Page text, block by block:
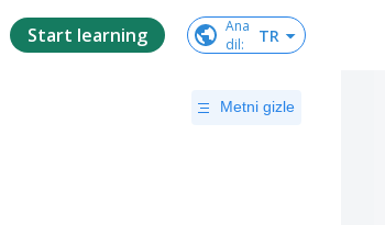
Start learning
Ana
dil: TR
Metni gizle